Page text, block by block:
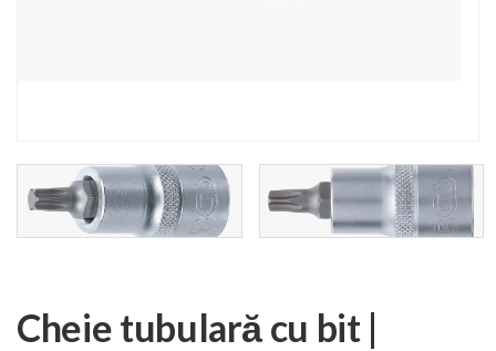
Cheie tubulară cu bit |